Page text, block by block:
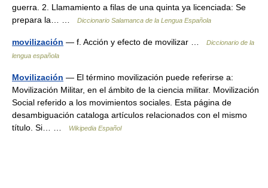
guerra. 2. Llamamiento a filas de una quinta ya licenciada: Se
prepara la… …
Diccionario Salamanca de la Lengua Española
movilización — f. Acción y efecto de movilizar …
Diccionario de la
lengua española
Movilización — El término movilización puede referirse a:
Movilización Militar, en el ámbito de la ciencia militar. Movilización
Social referido a los movimientos sociales. Esta página de
desambiguación cataloga artículos relacionados con el mismo
título. Si… …
Wikipedia Español